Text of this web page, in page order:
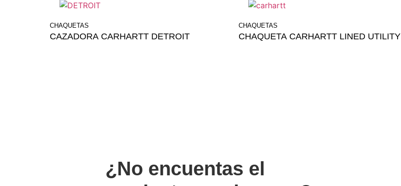
CHAQUETAS
CAZADORA CARHARTT DETROIT
CHAQUETAS
CHAQUETA CARHARTT LINED UTILITY
¿No encuentas el